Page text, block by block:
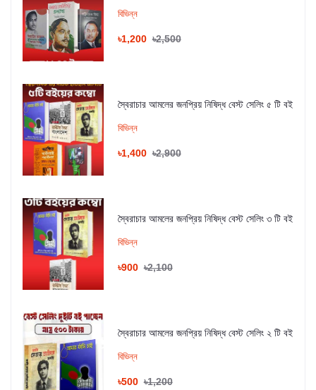
বিভিন্ন
৳1,200 ৳2,500
স্বৈরাচার আমলের জনপ্রিয় নিষিদ্ধ বেস্ট সেলিং ৫ টি বই
বিভিন্ন
৳1,400 ৳2,900
স্বৈরাচার আমলের জনপ্রিয় নিষিদ্ধ বেস্ট সেলিং ৩ টি বই
বিভিন্ন
৳900 ৳2,100
স্বৈরাচার আমলের জনপ্রিয় নিষিদ্ধ বেস্ট সেলিং ২ টি বই
বিভিন্ন
৳500 ৳1,200